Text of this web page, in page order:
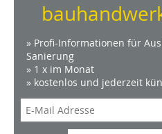
» Profi-Informationen für
Sanierung
» 1 x im Monat
» kostenlos und jederzeit